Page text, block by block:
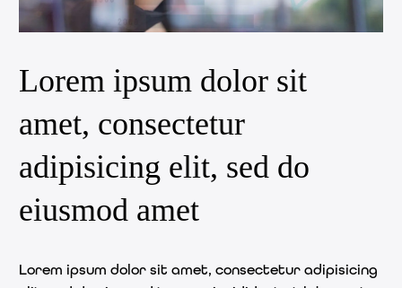
Lorem ipsum dolor sit
amet, consectetur
adipisicing elit, sed do
eiusmod amet
Lorem ipsum dolor sit amet, consectetur adipisicing